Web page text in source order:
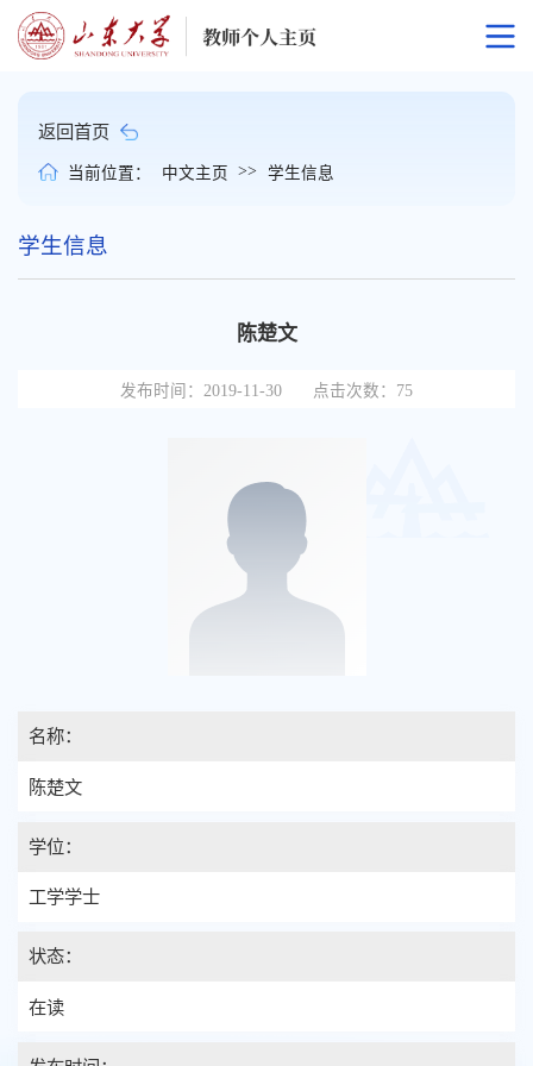
当前位置： 中文主页 >> 学生信息
返回首页
学生信息
陈楚文
发布时间：2019-11-30 点击次数： 75
名称：
陈楚文
学位：
工学学士
状态：
在读